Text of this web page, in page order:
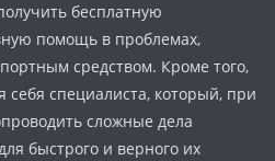
бесплатную
помощь в проблемах,
средством. Кроме того,
себя специалиста, который, при
сложные дела
быстрого и верного их